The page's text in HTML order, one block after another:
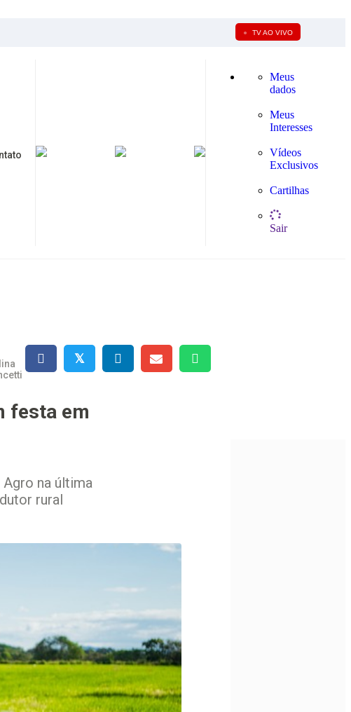
● TV AO VIVO
Meus
dados
Meus
Interesses
Vídeos
Exclusivos
Cartilhas
Sair
𝕏
festa em
na última
rural